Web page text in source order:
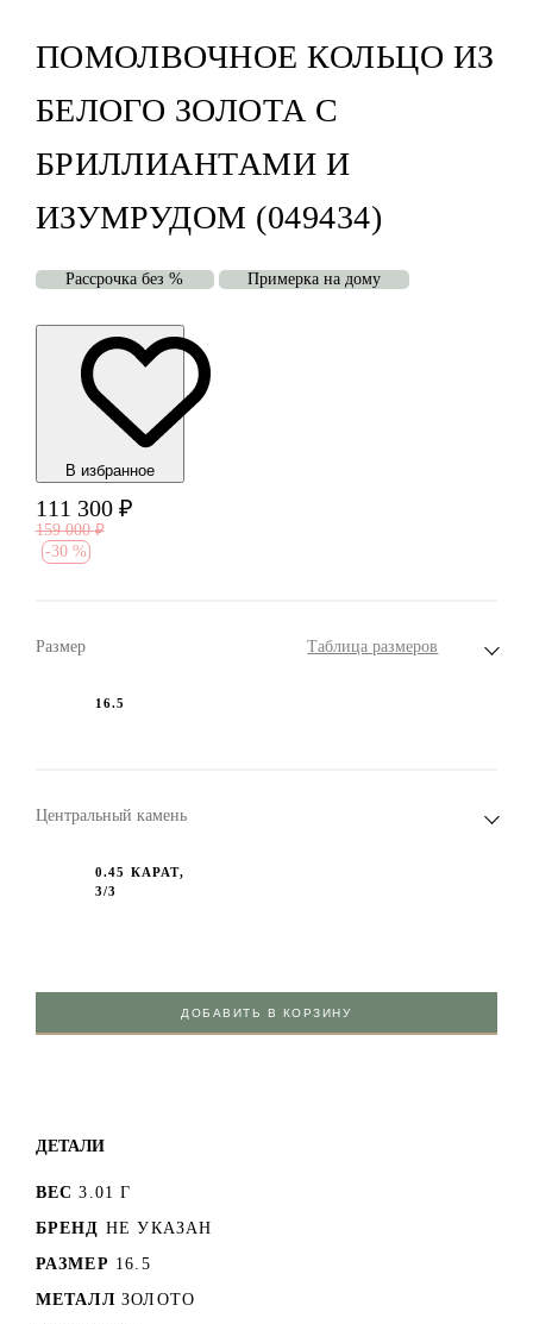
ПОМОЛВОЧНОЕ КОЛЬЦО ИЗ
БЕЛОГО ЗОЛОТА С
БРИЛЛИАНТАМИ И
ИЗУМРУДОМ (049434)
Рассрочка без % Примерка на дому
В избранноe
111 300 ₽
159 000 ₽
-30 %
Размер Таблица размеров
16.5
Центральный камень
0.45 КАРАТ,
3/3
ДОБАВИТЬ В КОРЗИНУ
ДЕТАЛИ
ВЕС 3.01 Г
БРЕНД НЕ УКАЗАН
РАЗМЕР 16.5
МЕТАЛЛ ЗОЛОТО